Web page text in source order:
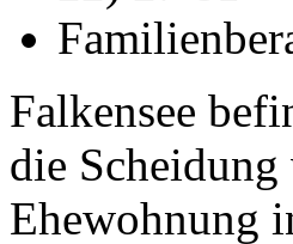
Falkensee
die
Ehewohnung